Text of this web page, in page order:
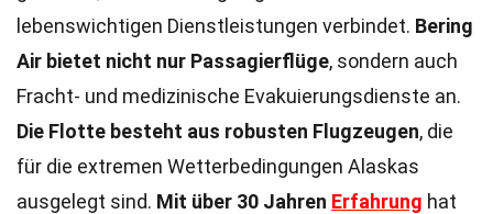
lebenswichtigen Dienstleistungen verbindet. Bering
Air bietet nicht nur Passagierflüge, sondern auch
Fracht- und medizinische Evakuierungsdienste an.
Die Flotte besteht aus robusten Flugzeugen, die
für die extremen Wetterbedingungen Alaskas
ausgelegt sind. Mit über 30 Jahren Erfahrung hat